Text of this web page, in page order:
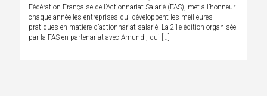
Fédération Française de l’Actionnariat Salarié (FAS), met à l’honneur
chaque année les entreprises qui développent les meilleures
pratiques en matière d’actionnariat salarié. La 21e édition organisée
par la FAS en partenariat avec Amundi, qui […]